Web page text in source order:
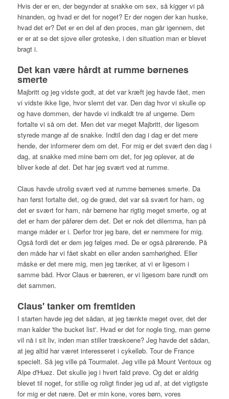
Hvis der er en, der begynder at snakke om sex, så kigger vi på
hinanden, og hvad er det for noget? Er der nogen der kan huske,
hvad det er? Det er en del af den proces, man går igennem, det
er er at se det sjove eller groteske, i den situation man er blevet
bragt i.
Det kan være hårdt at rumme børnenes
smerte
Majbritt og jeg vidste godt, at det var kræft jeg havde fået, men
vi vidste ikke lige, hvor slemt det var. Den dag hvor vi skulle op
og have dommen, der havde vi indkaldt tre af ungerne. Dem
fortalte vi så om det. Men det var meget Majbritt, der ligesom
styrede mange af de snakke. Indtil den dag i dag er det mere
hende, der informerer dem om det. For mig er det svært den dag i
dag, at snakke med mine børn om det, for jeg oplever, at de
bliver kede af det. Det har jeg svært ved at rumme.
Claus havde utrolig svært ved at rumme børnenes smerte. Da
han først fortalte det, og de græd, det var så svært for ham, og
det er svært for ham, når børnene har rigtig meget smerte, og at
det er ham der påfører dem det. Det er nok det dilemma, han på
mange måder er i. Derfor tror jeg bare, det er nemmere for mig.
Også fordi det er dem jeg følges med. De er også pårørende. På
den måde har vi fået skabt en eller anden samhørighed. Eller
måske er det mere mig, men jeg tænker, at vi er ligesom i
samme båd. Hvor Claus er bæreren, er vi ligesom bare rundt om
det sammen.
Claus' tanker om fremtiden
I starten havde jeg det sådan, at jeg tænkte meget over, det der
man kalder 'the bucket list'. Hvad er det for nogle ting, man gerne
vil nå i sit liv, inden man stiller træskoene? Jeg havde det sådan,
at jeg altid har været interesseret i cykelløb. Tour de France
specielt. Så jeg ville på Tourmalet. Jeg ville på Mount Ventoux og
Alpe d'Huez. Det skulle jeg i hvert fald prøve. Og det er aldrig
blevet til noget, for stille og roligt finder jeg ud af, at det vigtigste
for mig er det nære. Det er min kone, vores børn, vores